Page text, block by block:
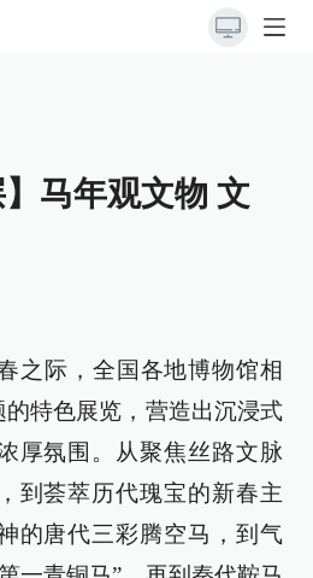
】马年观文物 文
之际，全国各地博物馆相
的特色展览，营造出沉浸式
厚氛围。从聚焦丝路文脉
到荟萃历代瑰宝的新春主
的唐代三彩腾空马，到气